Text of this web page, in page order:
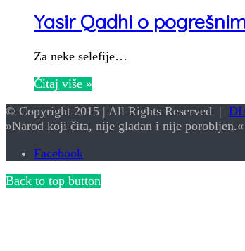
Yasir Qadhi o
Za neke selefije…
Čitaj više »
© Copyright 2015 | All Rights Reserved |
»Narod koji čita, nije gladan i nije
Facebook
Back to top button